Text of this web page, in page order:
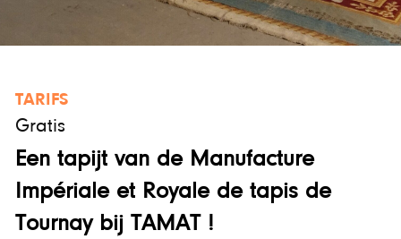
TARIFS
Gratis
Een tapijt van de Manufacture
Impériale et Royale de tapis de
Tournay bij TAMAT !